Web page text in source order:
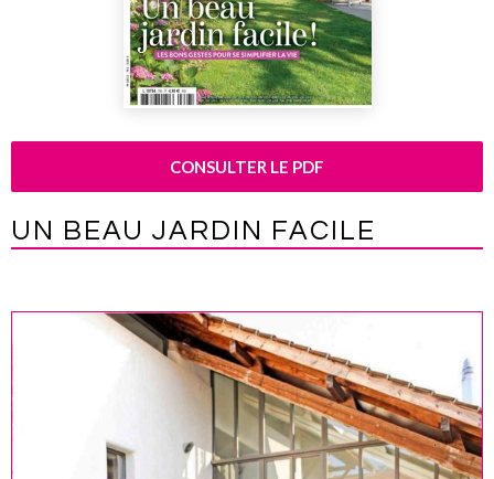
CONSULTER LE PDF
UN BEAU JARDIN FACILE